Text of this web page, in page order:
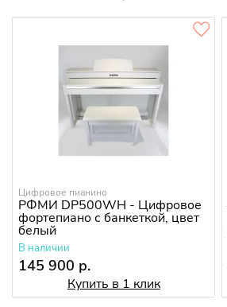
Цифровое пианино
РФМИ DP500WH - Цифровое
фортепиано с банкеткой, цвет
белый
В наличии
145 900 р.
Купить в 1 клик